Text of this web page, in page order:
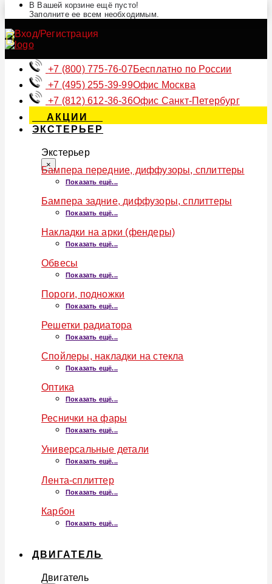
В Вашей корзине ещё пусто!
Заполните ее всем необходимым.
+7 (800) 775-76-07Бесплатно по России
+7 (495) 255-39-99Офис Москва
+7 (812) 612-36-36Офис Санкт-Петербург
АКЦИИ
ЭКСТЕРЬЕР
Экстерьер
×
Бампера передние, диффузоры, сплиттеры
Показать ещё...
Бампера задние, диффузоры, сплиттеры
Показать ещё...
Накладки на арки (фендеры)
Показать ещё...
Обвесы
Показать ещё...
Пороги, подножки
Показать ещё...
Решетки радиатора
Показать ещё...
Спойлеры, накладки на стекла
Показать ещё...
Оптика
Показать ещё...
Реснички на фары
Показать ещё...
Универсальные детали
Показать ещё...
Лента-сплиттер
Показать ещё...
Карбон
Показать ещё...
ДВИГАТЕЛЬ
Двигатель